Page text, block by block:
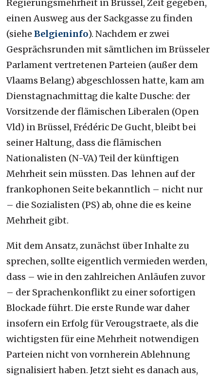
Regierungsmehrheit in Brüssel, Zeit gegeben,
einen Ausweg aus der Sackgasse zu finden
(sieheBelgieninfo). Nachdem er zwei
Gesprächsrunden mit sämtlichen im Brüsseler
Parlament vertretenen Parteien (außer dem
Vlaams Belang) abgeschlossen hatte, kam am
Dienstagnachmittag die kalte Dusche: der
Vorsitzende der flämischen Liberalen (Open
Vld) in Brüssel, Frédéric De Gucht, bleibt bei
seiner Haltung, dass die flämischen
Nationalisten (N-VA) Teil der künftigen
Mehrheit sein müssten. Das lehnen auf der
frankophonen Seitebekanntlich – nicht nur
– die Sozialisten (PS) ab, ohne die es keine
Mehrheit gibt.
Mit dem Ansatz, zunächst über Inhalte zu
sprechen, sollte eigentlich vermieden werden,
dass – wie in den zahlreichen Anläufen zuvor
– der Sprachenkonflikt zu einer sofortigen
Blockade führt. Die erste Runde war daher
insofern ein Erfolg für Verougstraete, als die
wichtigsten für eine Mehrheit notwendigen
Parteien nicht von vornherein Ablehnung
signalisiert haben. Jetzt sieht es danach aus,